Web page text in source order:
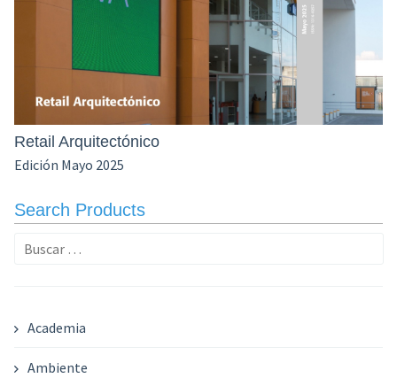
Retail Arquitectónico
Edición Mayo 2025
Search Products
Buscar:
Academia
Ambiente